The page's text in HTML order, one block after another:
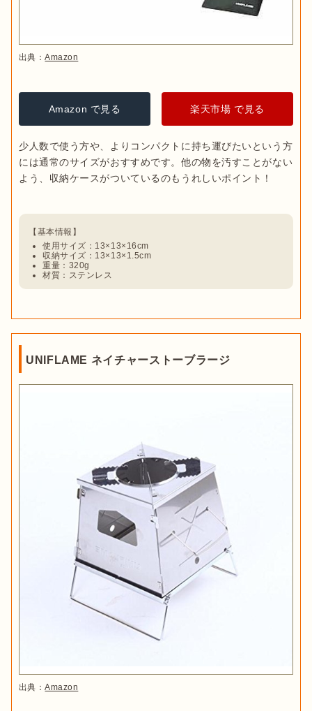
出典：Amazon
Amazon で見る 楽天市場 で見る
少人数で使う方や、よりコンパクトに持ち運びたいという方
には通常のサイズがおすすめです。他の物を汚すことがない
よう、収納ケースがついているのもうれしいポイント！
使用サイズ：13×13×16cm
収納サイズ：13×13×1.5cm
重量：320g
材質：ステンレス
UNIFLAME ネイチャーストーブラージ
出典：Amazon